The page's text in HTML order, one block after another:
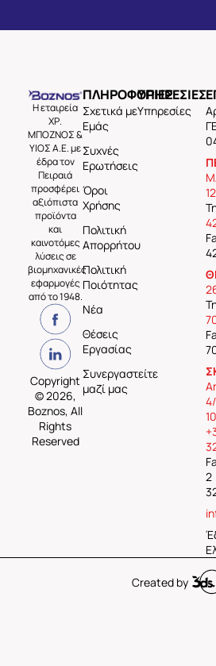
Η εταιρεία
ΧΡ.
ΜΠΟΖΝΟΣ &
ΥΙΟΣ Α.Ε. με
έδρα τον
Πειραιά
προσφέρει
αξιόπιστα
προϊόντα
και
καινοτόμες
λύσεις σε
βιομηχανικές
εφαρμογές
από το 1948.
Copyright
© 2026,
Boznos, All
Rights
Reserved
ΠΛΗΡΟΦΟΡΙΕΣ
Σχετικά με
Εμάς
Συχνές
Ερωτήσεις
Όροι
Χρήσης
Πολιτική
Απορρήτου
Πολιτική
Ποιότητας
Νέα
Θέσεις
Εργασίας
Συνεργαστείτε
μαζί μας
ΥΠΗΡΕΣΙΕΣ
Υπηρεσίες
2
Created by